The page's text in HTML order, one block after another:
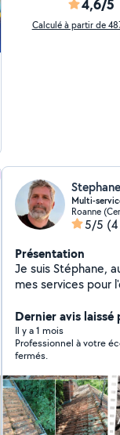
4,6/5
Calculé à partir de
Multi-
Roanne
5/5
Présentation
Je suis Stéphane,
mes services pour
bricolage,. .) Je suis quelqu'un de très polyvalent.
Toujours ponctuel,
la qualité à la quantité. Suivant les travaux
peux vous faire
personne. Au plaisir de vous rendre service !!!
Stéphane.
Dernier avis
Il y a 1 mois
Professionnel à votre
fermés.